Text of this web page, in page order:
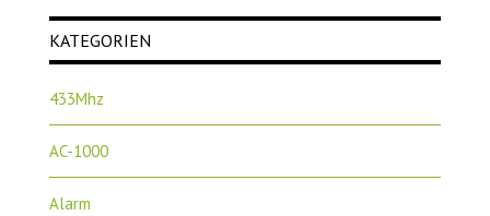
KATEGORIEN
433Mhz
AC-1000
Alarm